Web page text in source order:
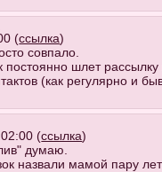
(ссылка)
совпало.
постоянно шлет
(как регулярно и
(ссылка)
думаю.
назвали мамой пару